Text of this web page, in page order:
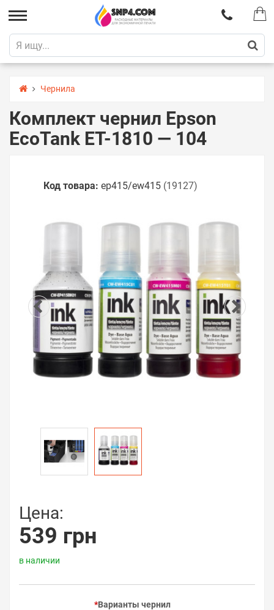
Чернила
Комплект чернил Epson
EcoTank ET-1810 — 104
Код товара: ep415/ew415 (19127)
Цена:
539 грн
в наличии
Варианты чернил